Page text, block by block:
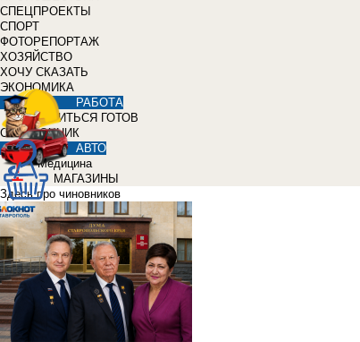
СПЕЦПРОЕКТЫ
СПОРТ
ФОТОРЕПОРТАЖ
ХОЗЯЙСТВО
ХОЧУ СКАЗАТЬ
ЭКОНОМИКА
РАБОТА
УЧИТЬСЯ ГОТОВ
СПРАВОЧНИК
АВТО
Медицина
МАГАЗИНЫ
Здесь про чиновников